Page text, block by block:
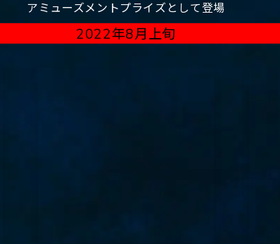
アミューズメントプライズとして登場
2022年8月上旬